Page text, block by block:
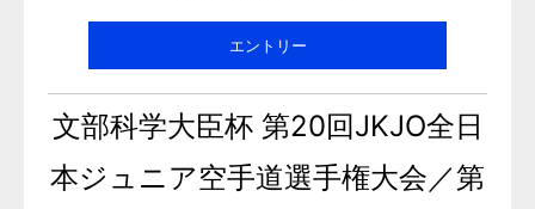
エントリー
文部科学大臣杯 第20回JKJO全日
本ジュニア空手道選手権大会／第